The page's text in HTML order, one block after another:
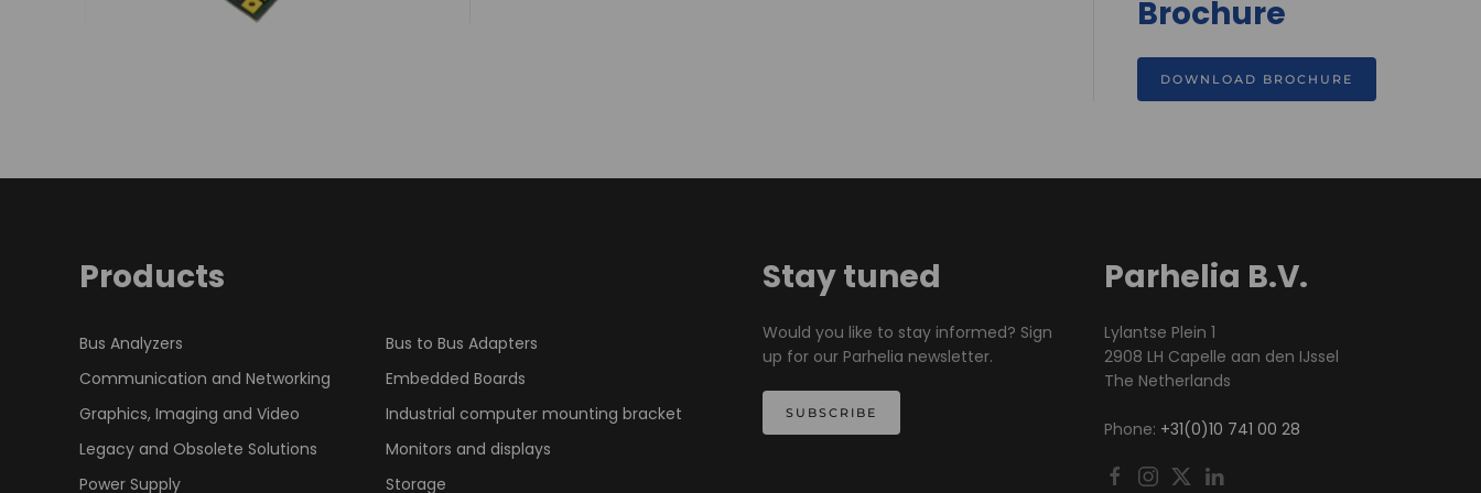
Brochure
DOWNLOAD BROCHURE
Products
Bus Analyzers
Bus to Bus Adapters
Communication and Networking
Embedded Boards
Graphics, Imaging and Video
Industrial computer mounting bracket
Legacy and Obsolete Solutions
Monitors and displays
Power Supply
Storage
Stay tuned
Would you like to stay informed? Sign
up for our Parhelia newsletter.
SUBSCRIBE
Parhelia B.V.
Lylantse Plein 1
2908 LH Capelle aan den IJssel
The Netherlands
Phone: +31(0)10 741 00 28